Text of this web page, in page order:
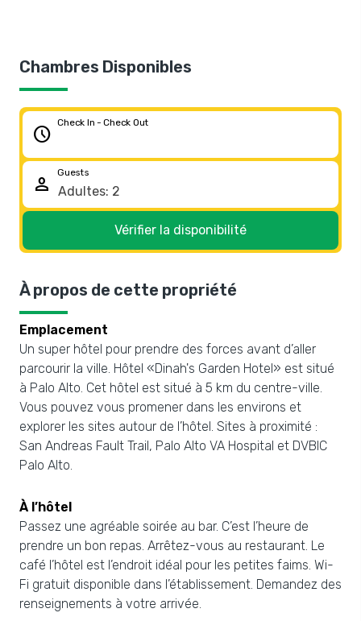
Chambres Disponibles
schedule
Check In - Check Out
person
Guests
Vérifier la disponibilité
À propos de cette propriété
Emplacement
Un super hôtel pour prendre des forces avant d’aller
parcourir la ville. Hôtel «Dinah's Garden Hotel» est situé
à Palo Alto. Cet hôtel est situé à 5 km du centre-ville.
Vous pouvez vous promener dans les environs et
explorer les sites autour de l’hôtel. Sites à proximité :
San Andreas Fault Trail, Palo Alto VA Hospital et DVBIC
Palo Alto.
À l’hôtel
Passez une agréable soirée au bar. C’est l’heure de
prendre un bon repas. Arrêtez-vous au restaurant. Le
café l’hôtel est l’endroit idéal pour les petites faims. Wi-
Fi gratuit disponible dans l’établissement. Demandez des
renseignements à votre arrivée.